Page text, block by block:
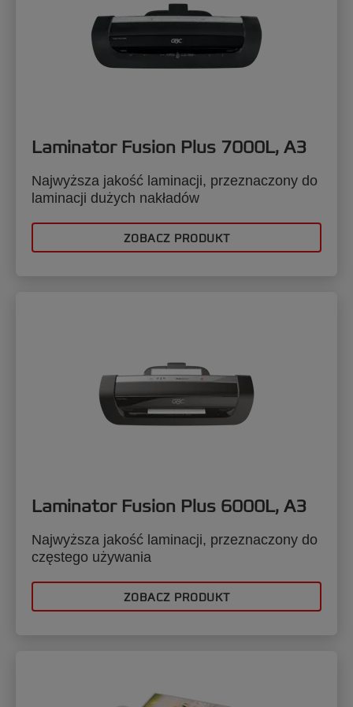
Laminator Fusion Plus 7000L, A3
Najwyższa jakość laminacji, przeznaczony do
laminacji dużych nakładów
ZOBACZ PRODUKT
Laminator Fusion Plus 6000L, A3
Najwyższa jakość laminacji, przeznaczony do
częstego używania
ZOBACZ PRODUKT